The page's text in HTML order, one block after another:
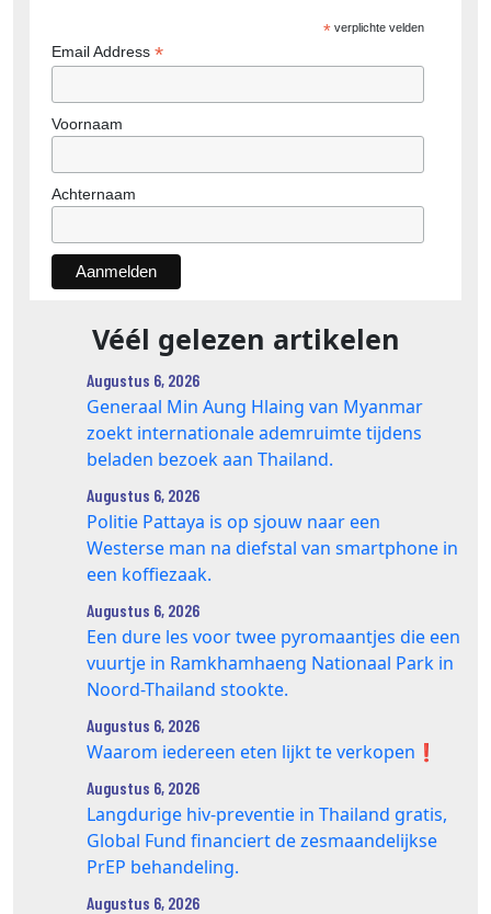
*verplichte velden
Email Address *
Voornaam
Achternaam
Véél gelezen artikelen
Augustus 6, 2026
Generaal Min Aung Hlaing van Myanmar
zoekt internationale ademruimte tijdens
beladen bezoek aan Thailand.
Augustus 6, 2026
Politie Pattaya is op sjouw naar een
Westerse man na diefstal van smartphone in
een koffiezaak.
Augustus 6, 2026
Een dure les voor twee pyromaantjes die een
vuurtje in Ramkhamhaeng Nationaal Park in
Noord-Thailand stookte.
Augustus 6, 2026
Waarom iedereen eten lijkt te verkopen❗️
Augustus 6, 2026
Langdurige hiv-preventie in Thailand gratis,
Global Fund financiert de zesmaandelijkse
PrEP behandeling.
Augustus 6, 2026